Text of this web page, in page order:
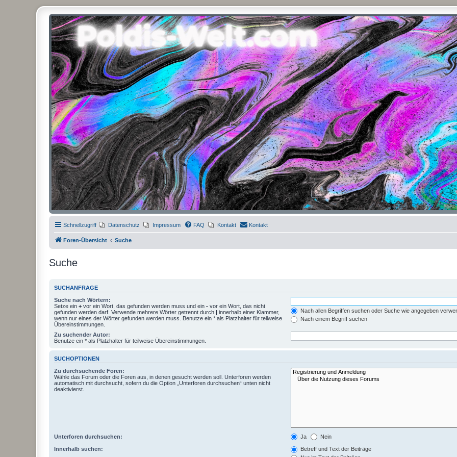
Poldis-Welt.com
Das Forum für Jeans, Sportswear, grosse Grössen und Accessoires
Schnellzugriff Datenschutz Impressum FAQ Kontakt Kontakt
Foren-Übersicht Suche
Suche
SUCHANFRAGE
Suche nach Wörtern:
Setze ein + vor ein Wort, das gefunden werden muss und ein - vor ein Wort, das nicht
gefunden werden darf. Verwende mehrere Wörter getrennt durch | innerhalb einer Klammer,
wenn nur eines der Wörter gefunden werden muss. Benutze ein * als Platzhalter für teilweise
Übereinstimmungen.
Nach allen Begriffen suchen oder Suche wie angegeben
Nach einem Begriff suchen
Zu suchender Autor:
Benutze ein * als Platzhalter für teilweise Übereinstimmungen.
SUCHOPTIONEN
Zu durchsuchende Foren:
Wähle das Forum oder die Foren aus, in denen gesucht werden soll. Unterforen werden
automatisch mit durchsucht, sofern du die Option „Unterforen durchsuchen“ unten nicht
deaktivierst.
Unterforen durchsuchen: Ja Nein
Innerhalb suchen:
Betreff und Text der Beiträge